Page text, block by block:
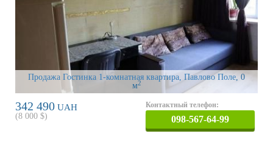
Продажа Гостинка 1-комнатная квартира, Павлово Поле, 0
м2
342 490 UAH
(8 000 $)
Контактный телефон:
098-567-64-99